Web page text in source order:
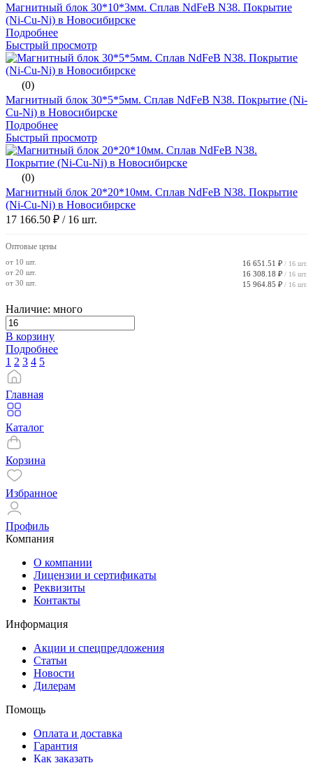
Магнитный блок 30*10*3мм. Сплав NdFeB N38. Покрытие
(Ni-Cu-Ni) в Новосибирске
Подробнее
Быстрый просмотр
(0)
Магнитный блок 30*5*5мм. Сплав NdFeB N38. Покрытие (Ni-
Cu-Ni) в Новосибирске
Подробнее
Быстрый просмотр
(0)
Магнитный блок 20*20*10мм. Сплав NdFeB N38. Покрытие
(Ni-Cu-Ni) в Новосибирске
17 166.50 ₽ / 16 шт.
Оптовые цены
от 10 шт. 16 651.51 ₽ / 16 шт.
от 20 шт. 16 308.18 ₽ / 16 шт.
от 30 шт. 15 964.85 ₽ / 16 шт.
Наличие: много
В корзину
Подробнее
1 2 3 4 5
Главная
Каталог
Корзина
Избранное
Профиль
Компания
О компании
Лицензии и сертификаты
Реквизиты
Контакты
Информация
Акции и спецпредложения
Статьи
Новости
Дилерам
Помощь
Оплата и доставка
Гарантия
Как заказать